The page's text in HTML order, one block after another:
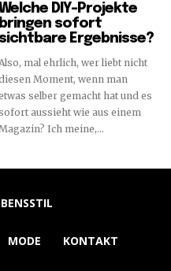
Welche DIY-Projekte
bringen sofort
sichtbare Ergebnisse?
Also, mal ehrlich, wer liebt nicht
Moment, wenn man
selber gemacht hat und es
aussieht wie aus einem
Ich meine,...
MODE KONTAKT